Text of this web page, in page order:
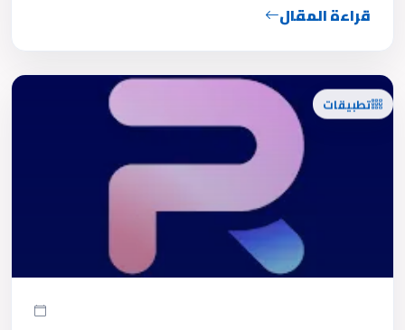
قراءة المقال
تطبيقات